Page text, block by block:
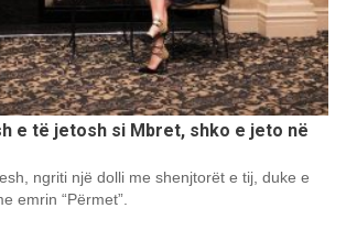
e të jetosh si Mbret, shko e jeto në
ngriti një dolli me shenjtorët e tij, duke e
emrin “Përmet”.